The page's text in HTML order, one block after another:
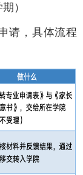
）
请，具体流程